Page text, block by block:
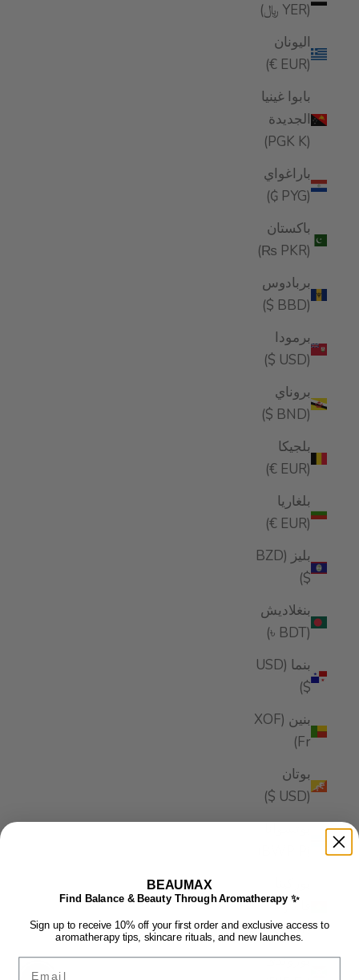
(YER ﷼)
اليونان
(EUR €)
بابوا غينيا
الجديدة
(PGK K)
باراغواي
(PYG ₲)
باكستان
(PKR ₨)
بربادوس
(BBD $)
برمودا
(USD $)
بروناي
(BND $)
بلجيكا
(EUR €)
بلغاريا
(EUR €)
بليز (BZD
$)
بنغلاديش
(BDT ৳)
بنما (USD
$)
بنين (XOF
Fr)
بوتان
(USD $)
فاسو
(XOF Fr)
بوروندي
BEAUMAX
Find Balance & Beauty Through Aromatherapy ✨
Sign up to receive 10% off your first order and exclusive access to
aromatherapy tips, skincare rituals, and new launches.
Email